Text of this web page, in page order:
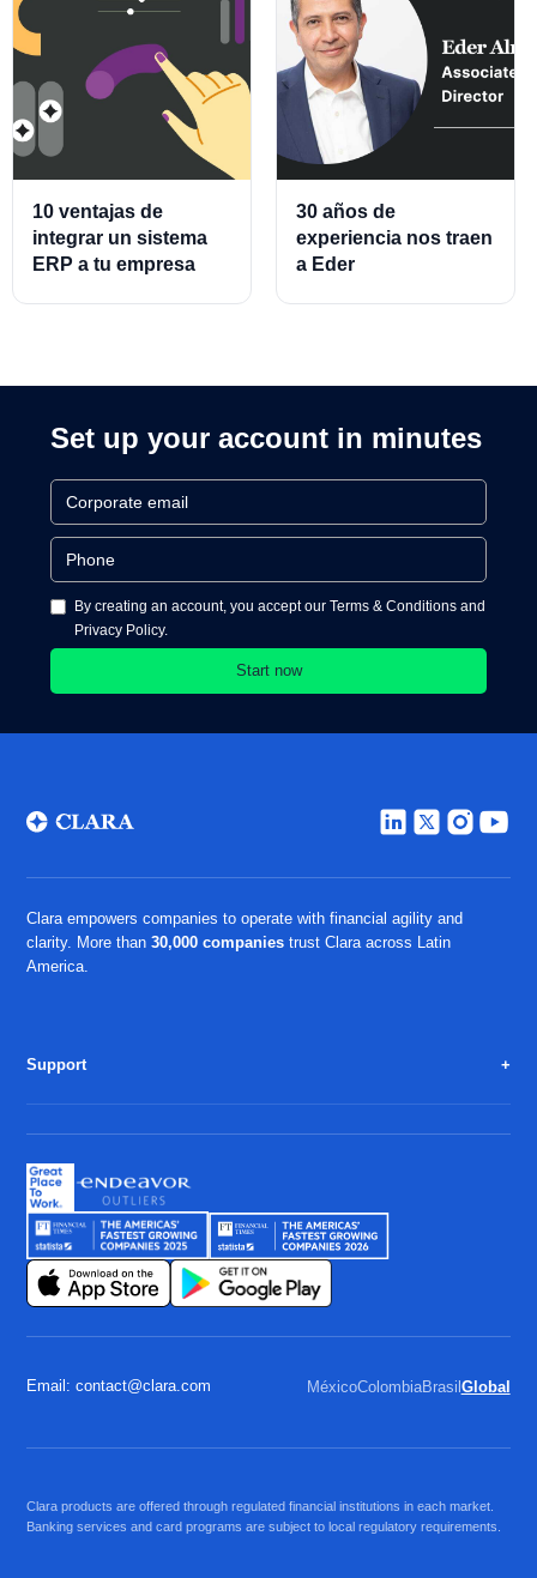
10 ventajas de
integrar un sistema
ERP a tu empresa
30 años de
experiencia nos traen
a Eder
Set up your account in minutes
By creating an account, you accept our Terms & Conditions and
Privacy Policy.
Clara empowers companies to operate with financial agility and
clarity. More than30,000 companiestrust Clara across Latin
America.
Support
Email: contact@clara.com MéxicoColombiaBrasil Global
Clara products are offered through regulated financial institutions in each market.
Banking services and card programs are subject to local regulatory requirements.